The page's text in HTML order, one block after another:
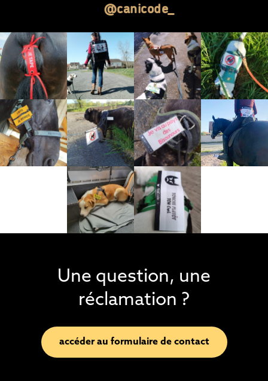
@canicode_
Une question, une
réclamation ?
accéder au formulaire de contact